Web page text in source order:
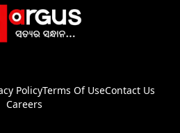
PolicyTerms Of UseContact Us
Careers